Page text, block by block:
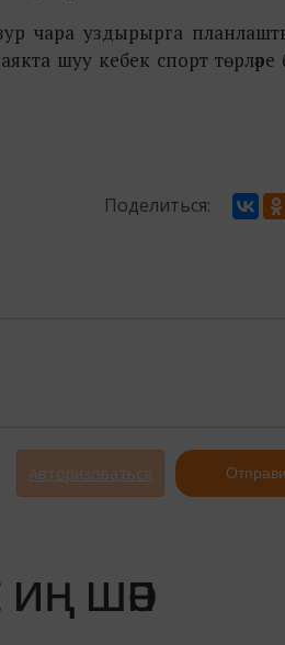
чара уздырырга
шуу кебек спорт төрләре
Поделиться:
Авторизоваться
ИҢ ШӘП